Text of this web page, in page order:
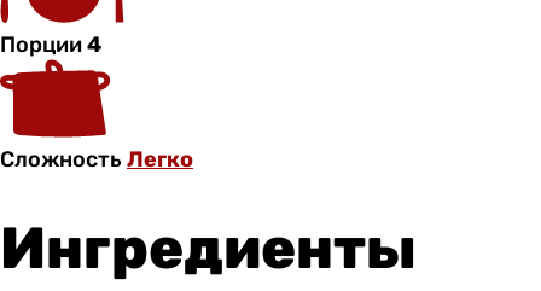
Порции4
Сложность Легко
Ингредиенты